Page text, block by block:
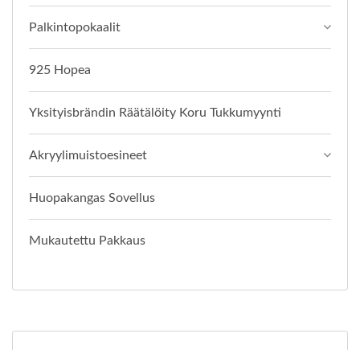
Palkintopokaalit
925 Hopea
Yksityisbrändin Räätälöity Koru Tukkumyynti
Akryylimuistoesineet
Huopakangas Sovellus
Mukautettu Pakkaus